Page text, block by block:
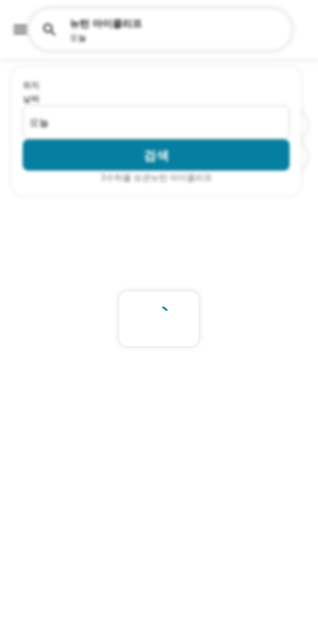
위치
날짜
오늘
검색
3 수하물 보관뉴턴 아이클리프
뉴턴 아이클리프
오늘